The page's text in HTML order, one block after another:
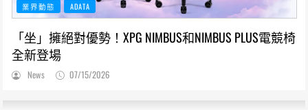
業界動態 ADATA
「坐」擁絕對優勢！XPG NIMBUS和NIMBUS PLUS電競椅
全新登場
News 07/15/2026